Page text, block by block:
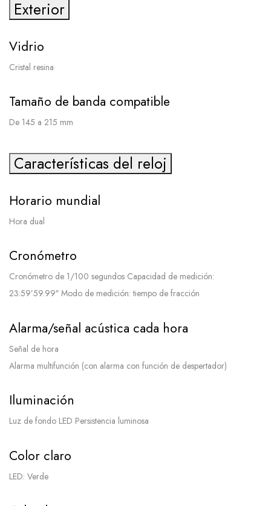
Exterior
Vidrio
Cristal resina
Tamaño de banda compatible
De 145 a 215 mm
Características del reloj
Horario mundial
Hora dual
Cronómetro
Cronómetro de 1/100 segundos Capacidad de medición:
23:59’59.99″ Modo de medición: tiempo de fracción
Alarma/señal acústica cada hora
Señal de hora
Alarma multifunción (con alarma con función de despertador)
Iluminación
Luz de fondo LED Persistencia luminosa
Color claro
LED: Verde